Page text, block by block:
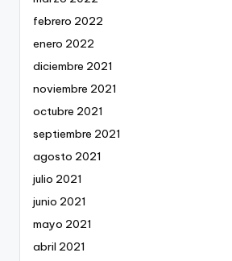
febrero 2022
enero 2022
diciembre 2021
noviembre 2021
octubre 2021
septiembre 2021
agosto 2021
julio 2021
junio 2021
mayo 2021
abril 2021